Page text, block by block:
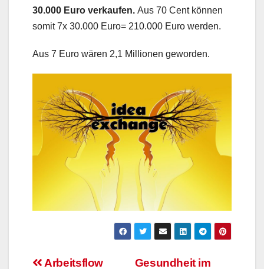
30.000 Euro verkaufen. Aus 70 Cent können
somit 7x 30.000 Euro= 210.000 Euro werden.
Aus 7 Euro wären 2,1 Millionen geworden.
Gesundheit im
Arbeitsflow